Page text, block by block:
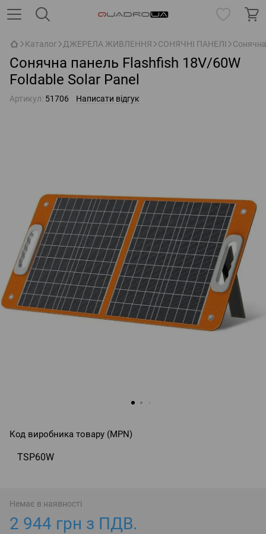
Каталог ДЖЕРЕЛА ЖИВЛЕННЯ СОНЯЧНІ ПАНЕЛІ
Сонячна панель Flashfish 18V/60W
Foldable Solar Panel
Артикул: 51706 Написати відгук
Код виробника товару (MPN)
TSP60W
Немає в наявності
2 944 грн з ПДВ.